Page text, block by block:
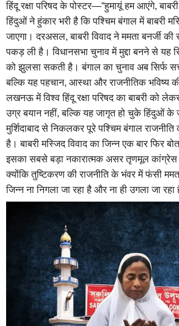
हिंदू रक्षा परिषद के पोस्टर—“हुमायूं हम आएंगे,
हिंदुओं ने हुंकार भरी है कि पश्चिम बंगाल में बाबरी
जाएगा। दरअसल, बाबरी विवाद ने ममता बनर्जी
पकड़ ली है। विधानसभा चुनाव में मुद्दा बनने से यह
को झुलसा सकती है। बंगाल का चुनाव अब सिर्फ
बल्कि यह पहचान, आस्था और राजनीतिक भविष्य
लखनऊ में विश्व हिंदू रक्षा परिषद का बाबरी को
उग्र बयान नहीं, बल्कि यह जागृत हो चुके हिंदुओं के
मुर्शिदाबाद से निकलकर पूरे पश्चिम बंगाल
है। बाबरी मस्जिद विवाद का जिन्न एक बार फिर
इसका सबसे बड़ा नकारात्मक असर तृणमूल कांग्रेस
क्योंकि तुष्टिकरण की राजनीति के भंवर में फंसी
जिन्न ना निगला जा रहा है और ना ही उगला जा रहा